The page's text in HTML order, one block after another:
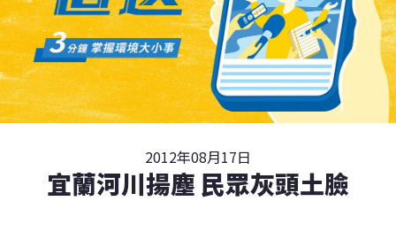
2012年08月17日
宜蘭河川揚塵 民眾灰頭土臉